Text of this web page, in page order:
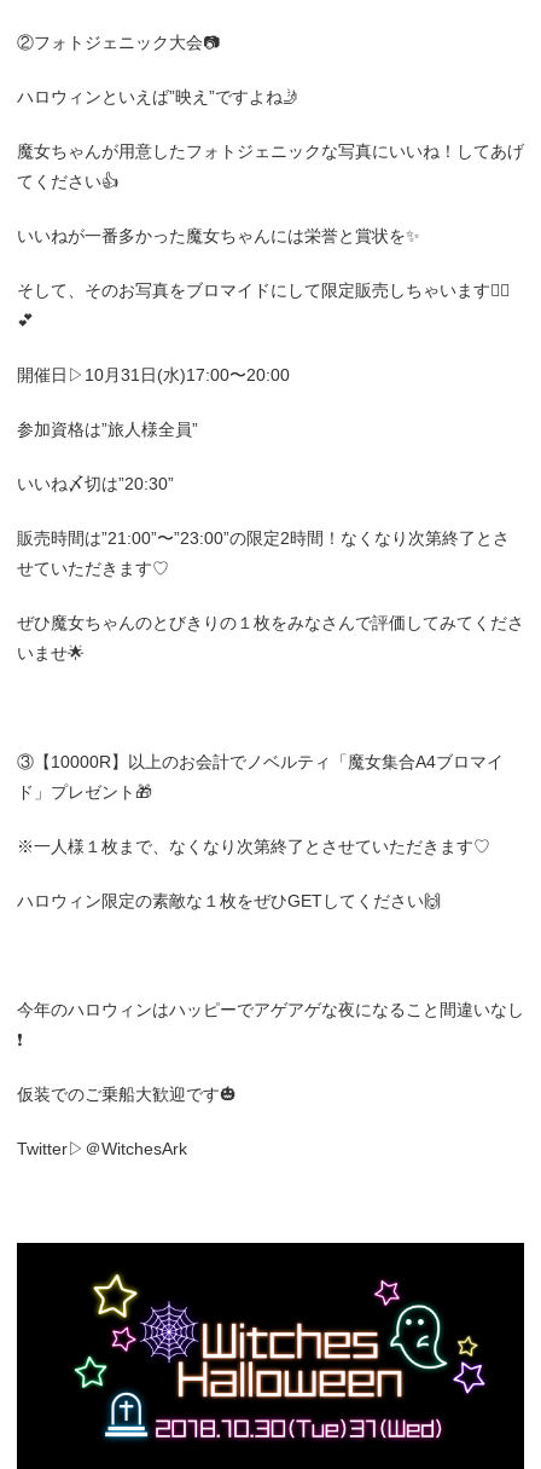
②フォトジェニック大会📷
ハロウィンといえば”映え”ですよね🤳
魔女ちゃんが用意したフォトジェニックな写真にいいね！してあげ
てください👍
いいねが一番多かった魔女ちゃんには栄誉と賞状を✨
そして、そのお写真をブロマイドにして限定販売しちゃいます👯‍♀️
💕
開催日▷10月31日(水)17:00〜20:00
参加資格は”旅人様全員”
いいね〆切は”20:30”
販売時間は”21:00”〜”23:00”の限定2時間！なくなり次第終了とさ
せていただきます♡
ぜひ魔女ちゃんのとびきりの１枚をみなさんで評価してみてくださ
いませ🌟
③【10000R】以上のお会計でノベルティ「魔女集合A4ブロマイ
ド」プレゼント🎁
※一人様１枚まで、なくなり次第終了とさせていただきます♡
ハロウィン限定の素敵な１枚をぜひGETしてください🙌
今年のハロウィンはハッピーでアゲアゲな夜になること間違いなし
❗️
仮装でのご乗船大歓迎です🎃
Twitter▷＠WitchesArk